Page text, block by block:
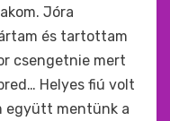
Jóra
és tartottam
csengetnie mert
Helyes fiú volt
együtt mentünk a